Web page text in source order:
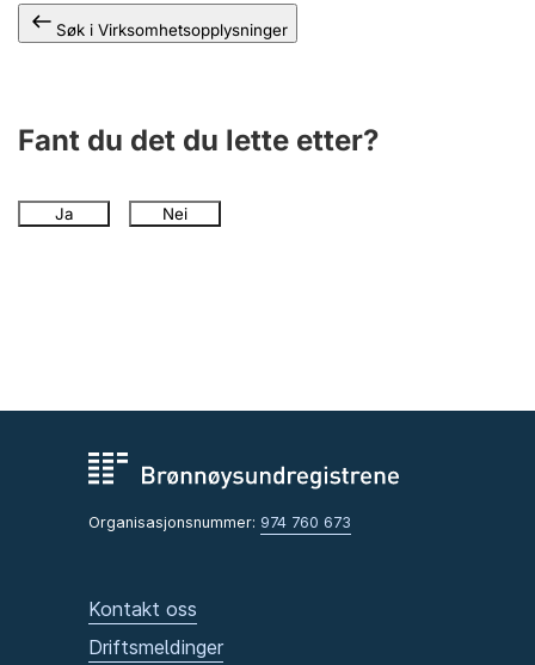
Søk i Virksomhetsopplysninger
Fant du det du lette etter?
Ja Nei
Organisasjonsnummer: 974 760 673
Kontakt oss
Driftsmeldinger